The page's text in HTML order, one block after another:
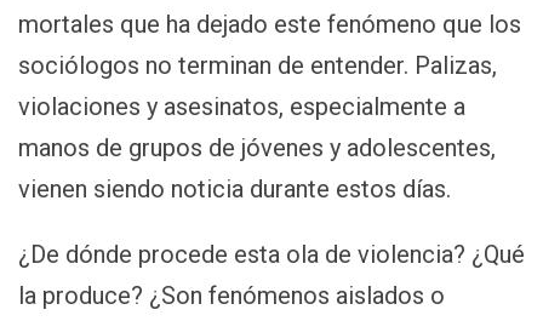
mortales que ha dejado este fenómeno que los
sociólogos no terminan de entender. Palizas,
violaciones y asesinatos, especialmente a
manos de grupos de jóvenes y adolescentes,
vienen siendo noticia durante estos días.
¿De dónde procede esta ola de violencia? ¿Qué
la produce? ¿Son fenómenos aislados o